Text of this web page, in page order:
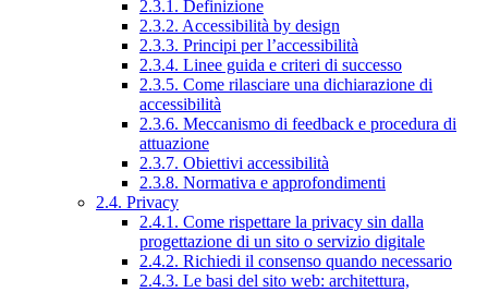
2.3.1. Definizione
2.3.2. Accessibilità by design
2.3.3. Principi per l’accessibilità
2.3.4. Linee guida e criteri di successo
2.3.5. Come rilasciare una dichiarazione di
accessibilità
2.3.6. Meccanismo di feedback e procedura di
attuazione
2.3.7. Obiettivi accessibilità
2.3.8. Normativa e approfondimenti
2.4. Privacy
2.4.1. Come rispettare la privacy sin dalla
progettazione di un sito o servizio digitale
2.4.2. Richiedi il consenso quando necessario
2.4.3. Le basi del sito web: architettura,